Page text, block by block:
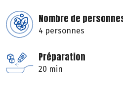
Nombre de
4 personnes
Préparation
20 min